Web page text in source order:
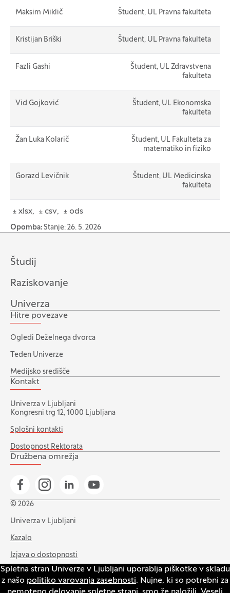
Spletna stran Univerze v Ljubljani uporablja piškotke v skladu
z našo politiko varovanja zasebnosti. Nujne, ki so potrebni za
Maksim Miklič Študent, UL Pravna fakulteta
Kristijan Briški Študent, UL Pravna fakulteta
Fazli Gashi
Študent, UL Zdravstvena
fakulteta
Vid Gojković
Študent, UL Ekonomska
fakulteta
Žan Luka Kolarič
Študent, UL Fakulteta za
matematiko in fiziko
Gorazd Levičnik
Študent, UL Medicinska
fakulteta
xlsx csv ods
Opomba: Stanje: 26. 5. 2026
Študij
Raziskovanje
Univerza
Hitre povezave
Ogledi Deželnega dvorca
Teden Univerze
Medijsko središče
Kontakt
Univerza v Ljubljani
Kongresni trg 12, 1000 Ljubljana
Splošni kontakti
Dostopnost Rektorata
Družbena omrežja
Pojdi na našo Facebook stran
Pojdi na našo Instagram stran
Pojdi na Linkedin stran
Pojdi na YouTube stran
© 2026
Univerza v Ljubljani
Kazalo
Izjava o dostopnosti
Varstvo zasebnosti in piškotkov
Intranet